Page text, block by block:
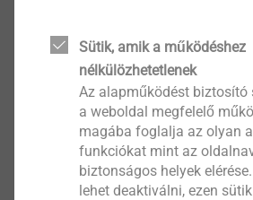
Sütik, amik a működéshez
nélkülözhetetlenek
Az alapműködést
a weboldal megfelelő
magába foglalja az olyan
funkciókat mint az
biztonságos helyek
lehet deaktiválni, ezen